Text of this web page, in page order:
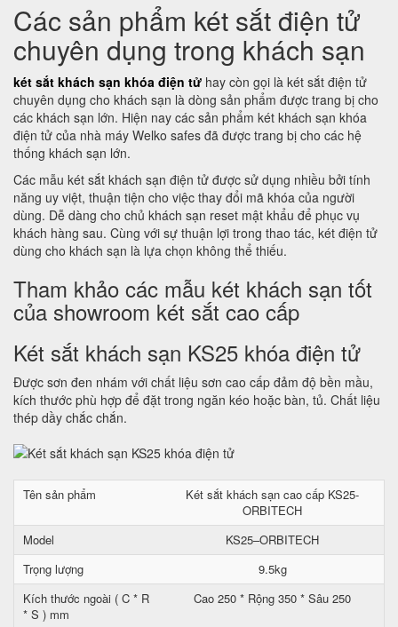
Các sản phẩm két sắt điện tử
chuyên dụng trong khách sạn
két sắt khách sạn khóa điện tử hay còn gọi là két sắt điện tử
chuyên dụng cho khách sạn là dòng sản phẩm được trang bị cho
các khách sạn lớn. Hiện nay các sản phẩm két khách sạn khóa
điện tử của nhà máy Welko safes đã được trang bị cho các hệ
thống khách sạn lớn.
Các mẫu két sắt khách sạn điện tử được sử dụng nhiều bởi tính
năng uy việt, thuận tiện cho việc thay đổi mã khóa của người
dùng. Dễ dàng cho chủ khách sạn reset mật khẩu để phục vụ
khách hàng sau. Cùng với sự thuận lợi trong thao tác, két điện tử
dùng cho khách sạn là lựa chọn không thể thiếu.
Tham khảo các mẫu két khách sạn tốt
của showroom két sắt cao cấp
Két sắt khách sạn KS25 khóa điện tử
Được sơn đen nhám với chất liệu sơn cao cấp đảm độ bền mầu,
kích thước phù hợp để đặt trong ngăn kéo hoặc bàn, tủ. Chất liệu
thép dầy chắc chắn.
Tên sản phẩm
Két sắt khách sạn cao cấp KS25-
ORBITECH
Model
KS25–ORBITECH
Trọng lượng
9.5kg
Kích thước ngoài ( C * R
* S ) mm
Cao 250 * Rộng 350 * Sâu 250